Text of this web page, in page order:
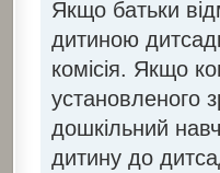
Якщо батьки
дитиною
комісія. Якщо
установленого
дошкільний
дитину до